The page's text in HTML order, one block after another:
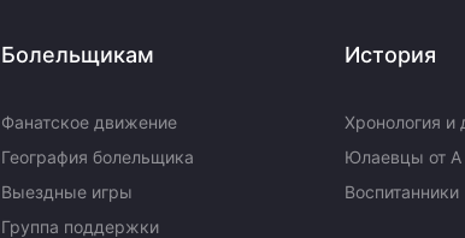
Болельщикам
Фанатское движение
География болельщика
Выездные игры
Группа поддержки
История
Хронология и
Юлаевцы от А
Воспитанники